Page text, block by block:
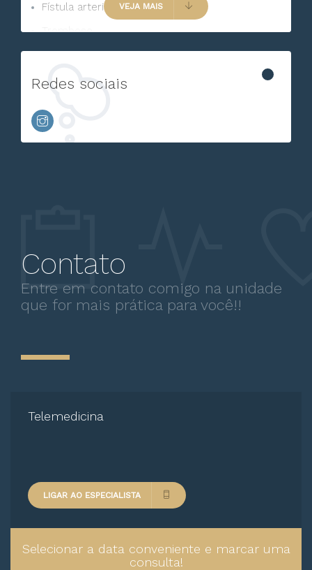
Fístula arteriovenosa
Trombose
Trombose Venosa
Lesões Das Artérias Carótidas
Aneurisma Aórtico
VEJA MAIS
Redes sociais
Contato
Entre em contato comigo na unidade
que for mais prática para você!!
Telemedicina
LIGAR AO ESPECIALISTA
Selecionar a data conveniente e marcar uma
consulta!